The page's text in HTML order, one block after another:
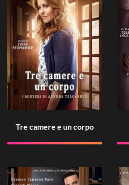
Tre camere e un corpo